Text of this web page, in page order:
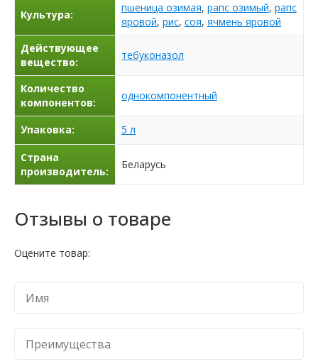
Культура:
пшеница озимая, рапс озимый, рапс
яровой, рис, соя, ячмень яровой
Действующее
вещество:
тебуконазол
Количество
компонентов:
однокомпонентный
Упаковка: 5 л
Страна
производитель:
Беларусь
Отзывы о товаре
Оцените товар: